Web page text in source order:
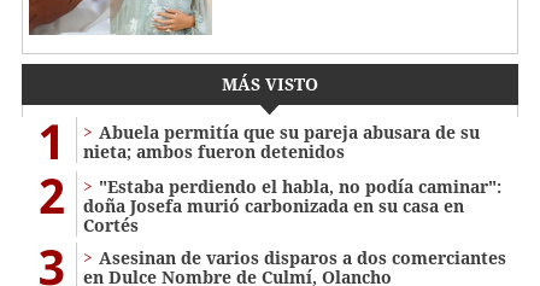
MÁS VISTO
1
Abuela permitía que su pareja abusara de su
nieta; ambos fueron detenidos
2
"Estaba perdiendo el habla, no podía caminar":
doña Josefa murió carbonizada en su casa en
Cortés
3
Asesinan de varios disparos a dos comerciantes
en Dulce Nombre de Culmí, Olancho